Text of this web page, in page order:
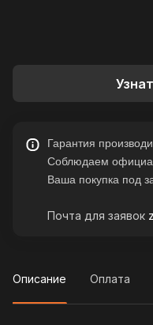
Гарантия
Соблюдаем
Ваша покупка под
Почта для заявок
Описание Оплата